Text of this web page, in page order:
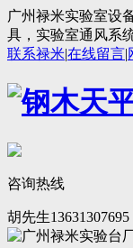
广州禄米实验室设
具，实验室通风系
联系禄米|在线留言|
咨询热线
胡先生13631307695